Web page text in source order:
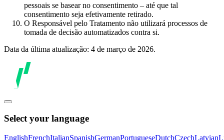
pessoais se basear no consentimento – até que tal
consentimento seja efetivamente retirado.
O Responsável pelo Tratamento não utilizará processos de
tomada de decisão automatizados contra si.
Data da última atualização: 4 de março de 2026.
Select your language
EnglishFrenchItalianSpanishGermanPortugueseDutchCzechLatvian